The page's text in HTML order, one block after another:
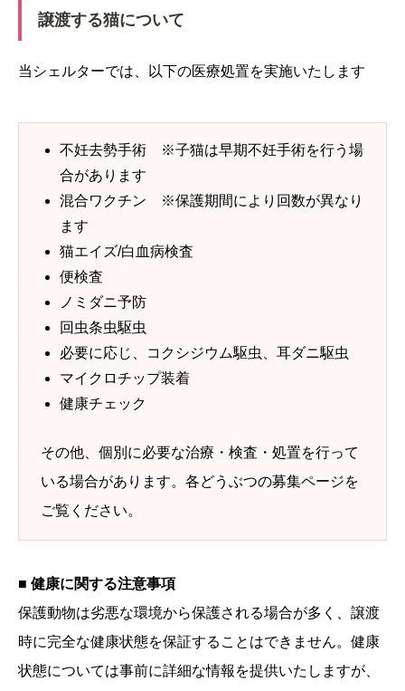
譲渡する猫について
当シェルターでは、以下の医療処置を実施いたします
不妊去勢手術 ※子猫は早期不妊手術を行う場
合があります
混合ワクチン ※保護期間により回数が異なり
ます
猫エイズ/白血病検査
便検査
ノミダニ予防
回虫条虫駆虫
必要に応じ、コクシジウム駆虫、耳ダニ駆虫
マイクロチップ装着
健康チェック
その他、個別に必要な治療・検査・処置を行って
いる場合があります。各どうぶつの募集ページを
ご覧ください。
■ 健康に関する注意事項
保護動物は劣悪な環境から保護される場合が多く、譲渡
時に完全な健康状態を保証することはできません。健康
状態については事前に詳細な情報を提供いたしますが、